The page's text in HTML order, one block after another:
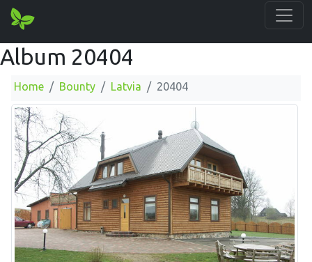
Album 20404
Home Bounty Latvia 20404